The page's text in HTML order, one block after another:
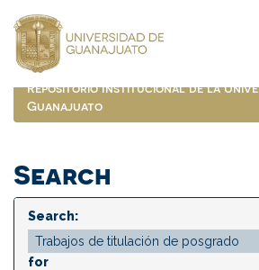
navigation
Repositorio Institucional de la
Guanajuato
Search
Search:
for